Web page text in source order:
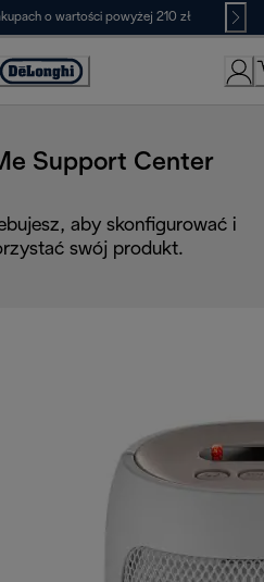
o wartości powyżej 210 zł
Support Center
aby skonfigurować i
swój produkt.